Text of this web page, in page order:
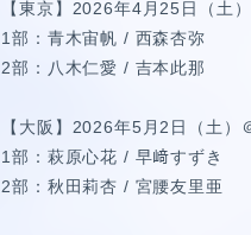
【東京】2026年4月25日（土
1部：青木宙帆 / 西森杏弥
2部：八木仁愛 / 吉本此那
【大阪】2026年5月2日（土
1部：萩原心花 / 早﨑すずき
2部：秋田莉杏 / 宮腰友里亜